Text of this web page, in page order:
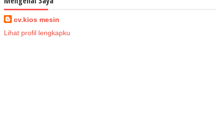
cv.kios mesin
Lihat profil lengkapku